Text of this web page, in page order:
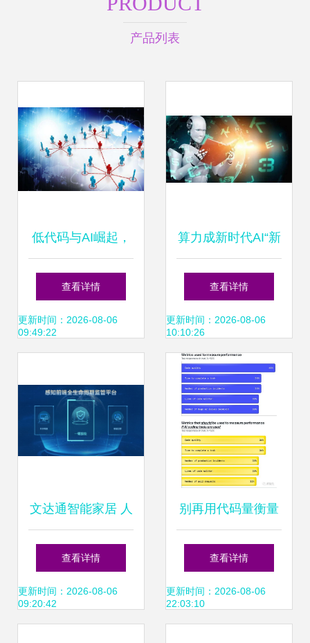
产品列表
低代码与AI崛起，
程序员何去何从？
危机还是转机
查看详情
更新时间：2026-08-06
09:49:22
算力成新时代AI“新
基建”，微美全息推
进边缘计算与AI应
用创新
查看详情
更新时间：2026-08-06
10:10:26
文达通智能家居 人
工智能应用软件的
创新实践
查看详情
更新时间：2026-08-06
09:20:42
别再用代码量衡量
产出了 GitHub调研
显示92%开发者使
查看详情
更新时间：2026-08-06
22:03:10